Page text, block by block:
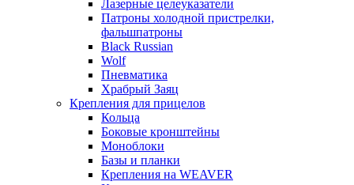
Лазерные целеуказатели
Патроны холодной пристрелки,
фальшпатроны
Black Russian
Wolf
Пневматика
Храбрый Заяц
Крепления для прицелов
Кольца
Боковые кронштейны
Моноблоки
Базы и планки
Крепления на WEAVER